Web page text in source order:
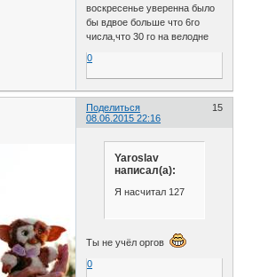
воскресенье уверенна было
бы вдвое больше что 6го
числа,что 30 го на велодне
0
Поделиться
15
08.06.2015 22:16
Yaroslav
написал(а):
Я насчитал 127
Ты не учёл оргов
0